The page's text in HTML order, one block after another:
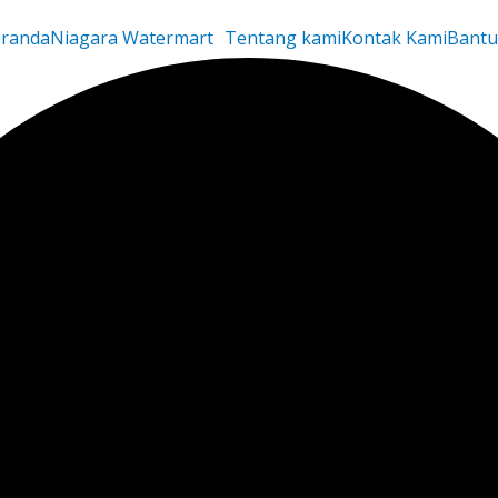
Niagara Watermart Tentang kamiKontak Kami